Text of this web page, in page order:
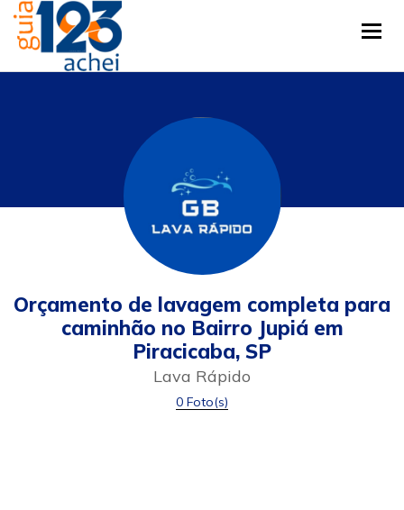
Orçamento de lavagem completa para
caminhão no Bairro Jupiá em
Piracicaba, SP
Lava Rápido
0 Foto(s)